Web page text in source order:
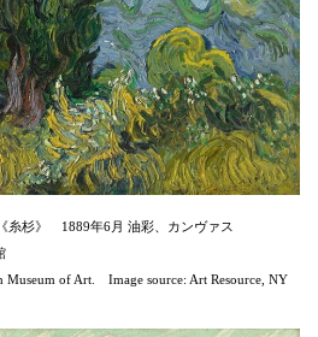
糸杉》 1889年6月 油彩、カンヴァス
of Art. Image source: Art Resource, NY